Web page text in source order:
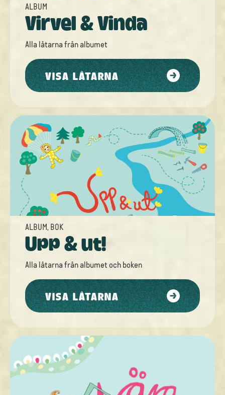
ALBUM
Virvel & Vinda
Alla låtarna frånalbumet
VISA LÅTARNA
ALBUM BOK
Upp & ut!
Alla låtarna frånalbumetochboken
VISA LÅTARNA